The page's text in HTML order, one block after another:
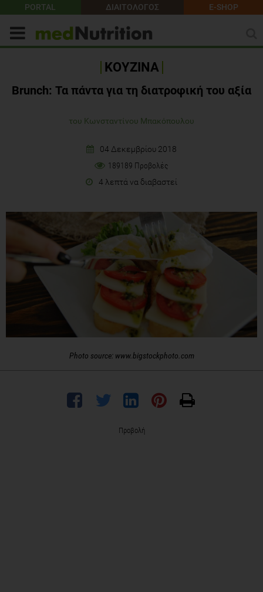
PORTAL ΔΙΑΙΤΟΛΟΓΟΣ E-SHOP
ΚΟΥΖΙΝΑ
Brunch: Τα πάντα για τη διατροφική του αξία
του Κωνσταντίνου Μπακόπουλου
04 Δεκεμβρίου 2018
189189 Προβολές
4 λεπτά να διαβαστεί
Photo source: www.bigstockphoto.com
Προβολή